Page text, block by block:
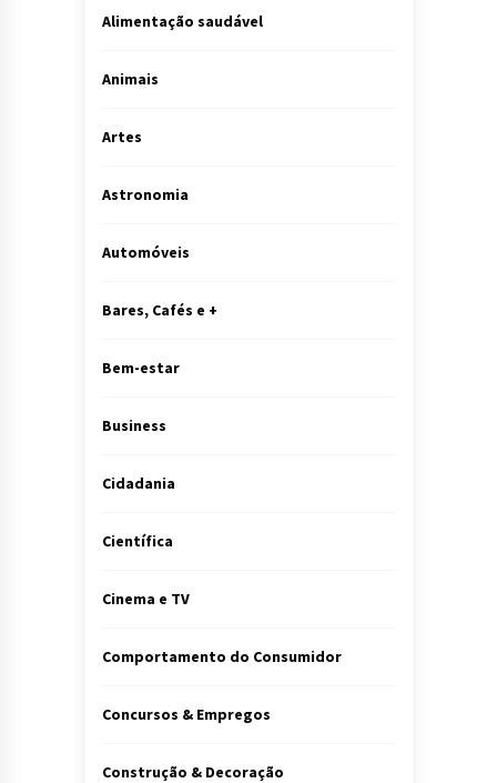
Alimentação saudável
Animais
Artes
Astronomia
Automóveis
Bares, Cafés e +
Bem-estar
Business
Cidadania
Científica
Cinema e TV
Comportamento do Consumidor
Concursos & Empregos
Construção & Decoração